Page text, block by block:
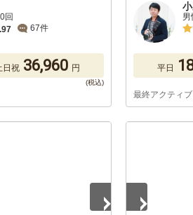
回
67件
日祝 36,960 円 平日
最終アクティ